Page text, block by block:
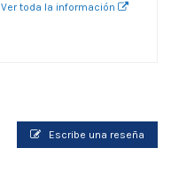
Ver toda la información
Escribe una reseña